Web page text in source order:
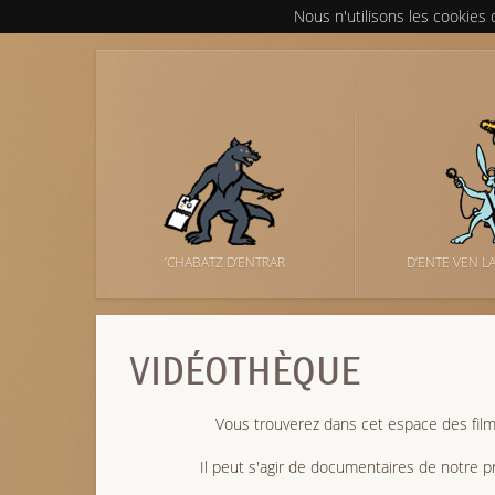
Nous n'utilisons les cookies
’CHABATZ D’ENTRAR D’ENTE VEN
VIDÉOTHÈQUE
Vous trouverez dans cet espace des
Il peut s'agir de documentaires de notre